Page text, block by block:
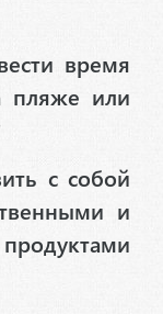
время
пляже или
с собой
и